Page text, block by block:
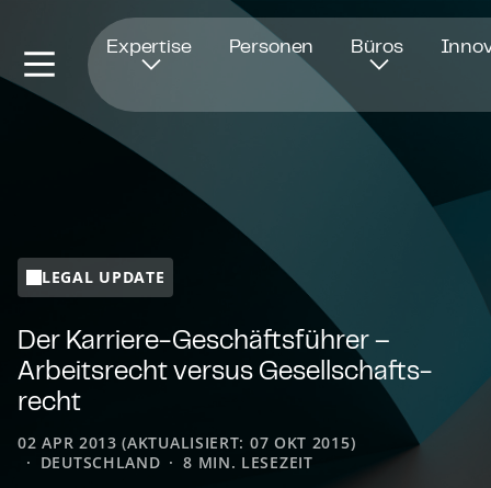
Expertise Personen Büros
LEGAL UPDATE
Der Kar­rie­re-Ge­schäfts­füh­rer –
Arbeitsrecht versus Ge­sell­schafts­
recht
02 APR 2013 (AKTUALISIERT: 07 OKT 2015)
DEUTSCHLAND
8 MIN. LESEZEIT
Öffnet in einem neuen Fenster